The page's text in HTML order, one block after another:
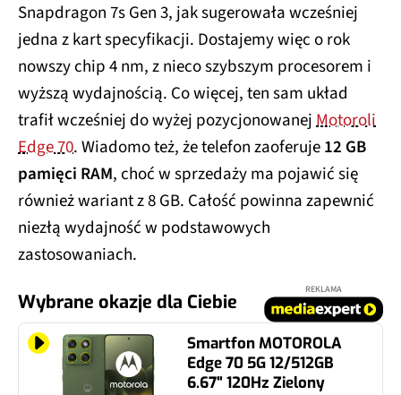
Snapdragon 7s Gen 3, jak sugerowała wcześniej
jedna z kart specyfikacji. Dostajemy więc o rok
nowszy chip 4 nm, z nieco szybszym procesorem i
wyższą wydajnością. Co więcej, ten sam układ
trafił wcześniej do wyżej pozycjonowanejMotoroli
Edge 70. Wiadomo też, że telefon zaoferuje12 GB
pamięci RAM, choć w sprzedaży ma pojawić się
również wariant z 8 GB. Całość powinna zapewnić
niezłą wydajność w podstawowych
zastosowaniach.
Wybrane okazje dla Ciebie
REKLAMA
Smartfon MOTOROLA
Edge 70 5G 12/512GB
6.67" 120Hz Zielony